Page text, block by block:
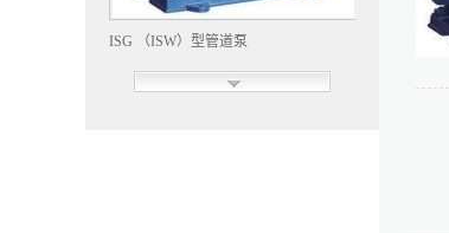
ISG （ISW）型管道泵